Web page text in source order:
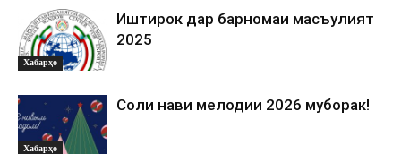
Хабарҳо
Иштирок дар барномаи масъулият
2025
Хабарҳо
Соли нави мелодии 2026 муборак!